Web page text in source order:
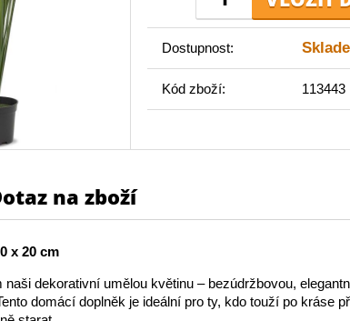
Dostupnost:
Kód zboží: 113443
na zboží
x 20 cm
naši dekorativní umělou květinu – bezúdržbovou,
domácí doplněk je ideální pro ty, kdo touží po kráse